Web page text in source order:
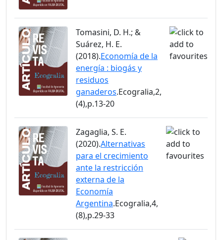
Tomasini, D. H.; &
Suárez, H. E.
(2018).Economía de la
energía : biogás y
residuos
ganaderos.Ecogralia,2,
(4),p.13-20
Zagaglia, S. E.
(2020).Alternativas
para el crecimiento
ante la restricción
externa de la
Economía
Argentina.Ecogralia,4,
(8),p.29-33